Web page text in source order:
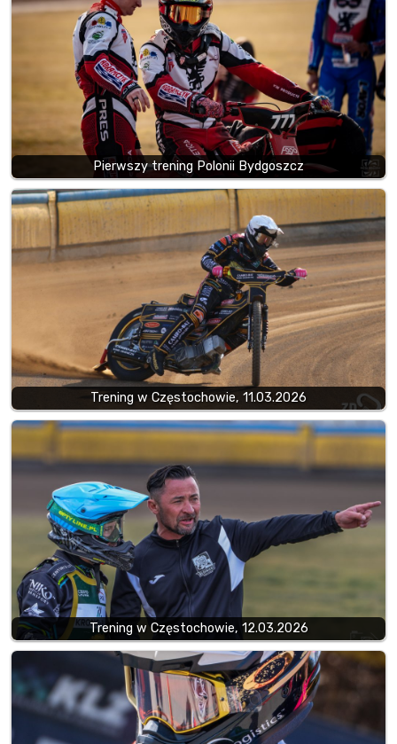
Pierwszy trening Polonii Bydgoszcz
Trening w Częstochowie, 11.03.2026
Trening w Częstochowie, 12.03.2026